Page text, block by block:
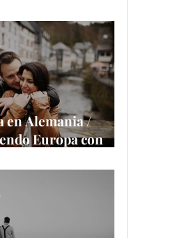
oportunidad
cámara
en Alemania /
Europa con